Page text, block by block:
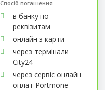
Спосіб погашення
в банку по
реквізитам
онлайн з карти
через термінали
City24
через сервіс онлайн
оплат Portmone